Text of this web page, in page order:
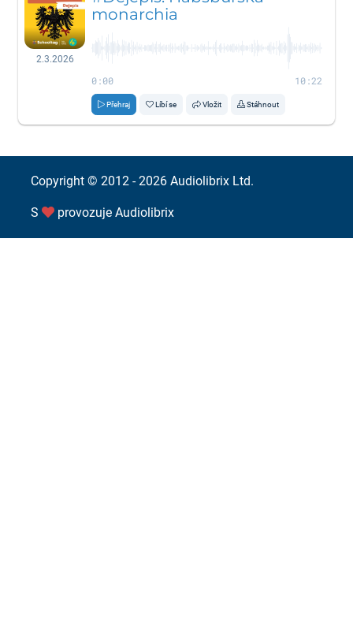
2.3.2026
monarchia
0:00 10:22
Přehraj Líbí se Vložit Stáhnout
Copyright © 2012 - 2026 Audiolibrix Ltd.
S provozuje Audiolibrix